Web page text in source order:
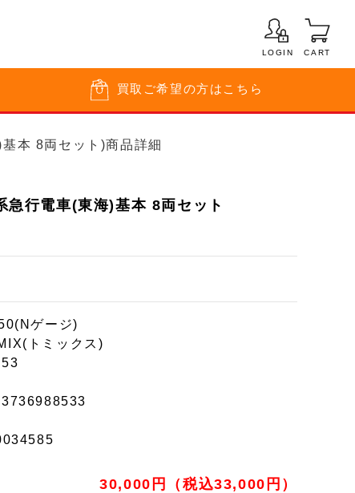
LOGIN CART
買取 ご希望の方はこちら
本 8両セット)商品詳細
急行電車(東海)基本 8両セット
ゲージ)
トミックス)
30,000円（税込33,000円）